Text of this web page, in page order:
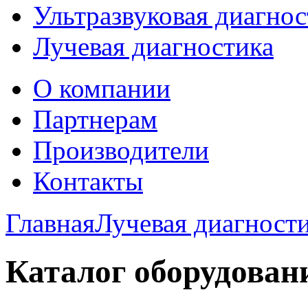
Ультразвуковая
Лучевая диагностика
О компании
Партнерам
Производители
Контакты
ГлавнаяЛучевая
Каталог